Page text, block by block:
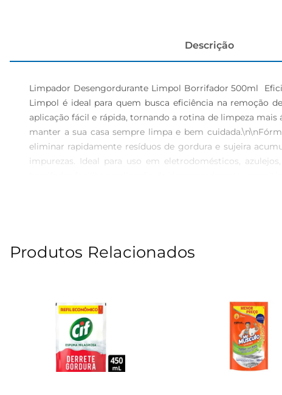
Descrição
Limpador Desengordurante Limpol Borrifador 500ml
Limpol é ideal para quem busca eficiência na remoção
aplicação fácil e rápida, tornando a rotina de limpeza mais
manter a sua casa sempre limpa e bem
eliminar rapidamente resíduos de gordura e sujeira
impurezas. Ideal para uso em eletrodomésticos,
facilitando a remoção de sujeira com um pano ou
Produtos Relacionados